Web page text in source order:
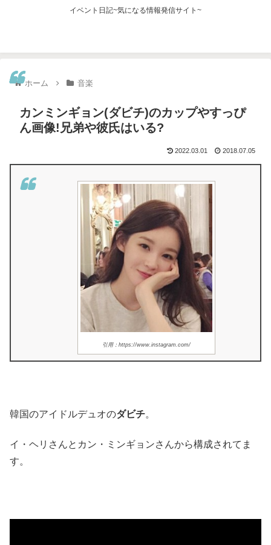
イベント日記~気になる情報発信サイト~
ホーム 音楽
カンミンギョン(ダビチ)のカップやすっぴ
ん画像!兄弟や彼氏はいる?
2022.03.01 2018.07.05
引用：https://www.instagram.com/
韓国のアイドルデュオのダビチ。
イ・ヘリさんとカン・ミンギョンさんから構成されてま
す。